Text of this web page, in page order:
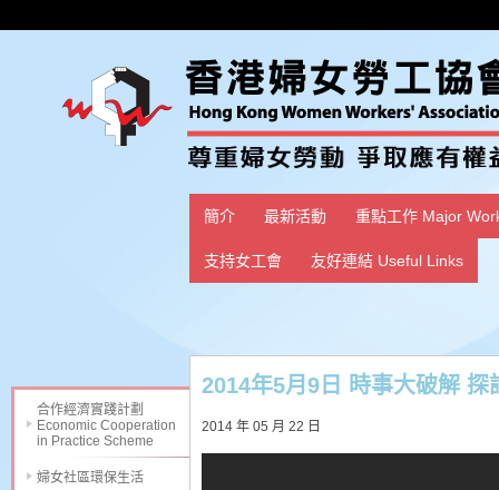
簡介 最新活動 重點工作 Major
支持女工會 友好連結 Useful Links
合作經濟實踐計劃
Economic Cooperation
in Practice Scheme
婦女社區環保生活
2014年5月9日 時事大破解 探
2014 年 05 月 22 日